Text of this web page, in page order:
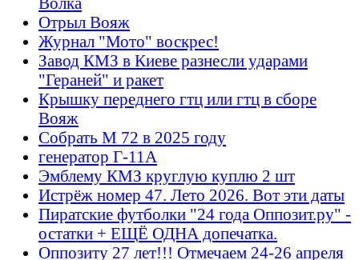
Отрыл Вояж
Журнал "Мото" воскрес!
Завод КМЗ в Киеве разнесли ударами
"Гераней" и ракет
Крышку переднего гтц или гтц в сборе
Вояж
Собрать М 72 в 2025 году
генератор Г-11А
Эмблему КМЗ круглую куплю 2 шт
Истрёж номер 47. Лето 2026. Вот эти даты
Пиратские футболки "24 года Оппозит.ру" -
остатки + ЕЩЁ ОДНА допечатка.
Оппозиту 27 лет!!! Отмечаем 24-26 апреля